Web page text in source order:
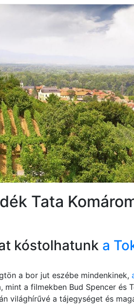
Tata
kóstolhatunk a
a bor jut eszébe mindenkinek,
mint a filmekben Bud Spencer és
világhírűvé a tájegységet és